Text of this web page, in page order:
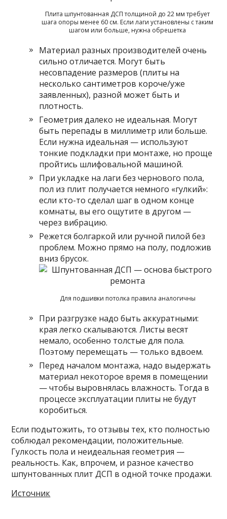
Плита шпунтованная ДСП толщиной до 22 мм требует
шага опоры менее 60 см. Если лаги установлены с таким
шагом или больше, нужна обрешетка
Материал разных производителей очень
сильно отличается. Могут быть
несовпадение размеров (плиты на
несколько сантиметров короче/уже
заявленных), разной может быть и
плотность.
Геометрия далеко не идеальная. Могут
быть перепады в миллиметр или больше.
Если нужна идеальная — используют
тонкие подкладки при монтаже, но проще
пройтись шлифовальной машиной.
При укладке на лаги без чернового пола,
пол из плит получается немного «гулкий»:
если кто-то сделал шаг в одном конце
комнаты, вы его ощутите в другом —
через вибрацию.
Режется болгаркой или ручной пилой без
проблем. Можно прямо на полу, подложив
вниз брусок.
Для подшивки потолка правила аналогичны
При разгрузке надо быть аккуратными:
края легко скалываются. Листы весят
немало, особенно толстые для пола.
Поэтому перемещать — только вдвоем.
Перед началом монтажа, надо выдержать
материал некоторое время в помещении
— чтобы выровнялась влажность. Тогда в
процессе эксплуатации плиты не будут
коробиться.
Если подытожить, то отзывы тех, кто полностью
соблюдал рекомендации, положительные.
Гулкость пола и неидеальная геометрия —
реальность. Как, впрочем, и разное качество
шпунтованных плит ДСП в одной точке продажи.
Источник